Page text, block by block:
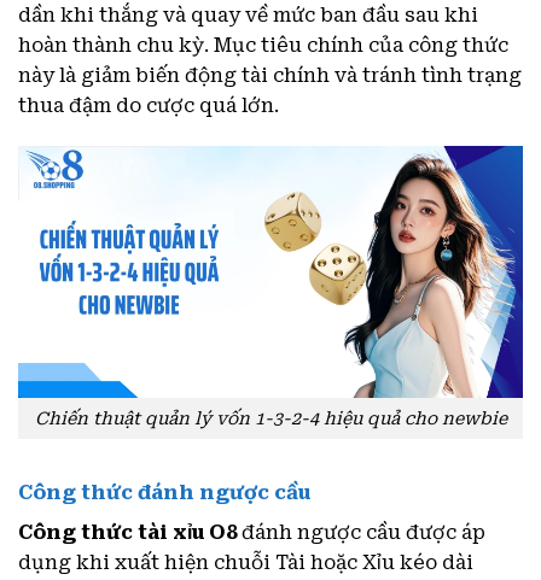
dần khi thắng và quay về mức ban đầu sau khi
hoàn thành chu kỳ. Mục tiêu chính của công thức
này là giảm biến động tài chính và tránh tình trạng
thua đậm do cược quá lớn.
Chiến thuật quản lý vốn 1-3-2-4 hiệu quả cho newbie
Công thức đánh ngược cầu
Công thức tài xỉu O8đánh ngược cầu được áp
dụng khi xuất hiện chuỗi Tài hoặc Xỉu kéo dài